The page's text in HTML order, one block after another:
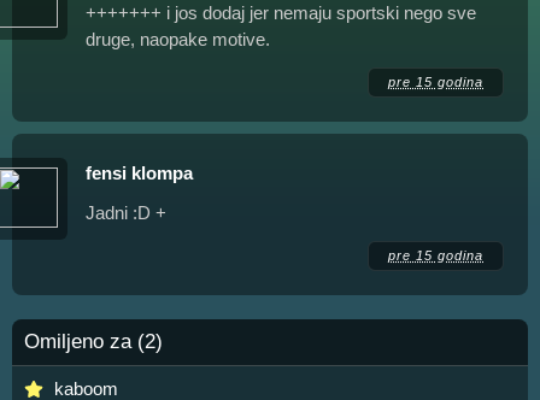
+++++++ i jos dodaj jer nemaju sportski nego sve
druge, naopake motive.
pre 15 godina
fensi klompa
Jadni :D +
pre 15 godina
Omiljeno za (2)
kaboom